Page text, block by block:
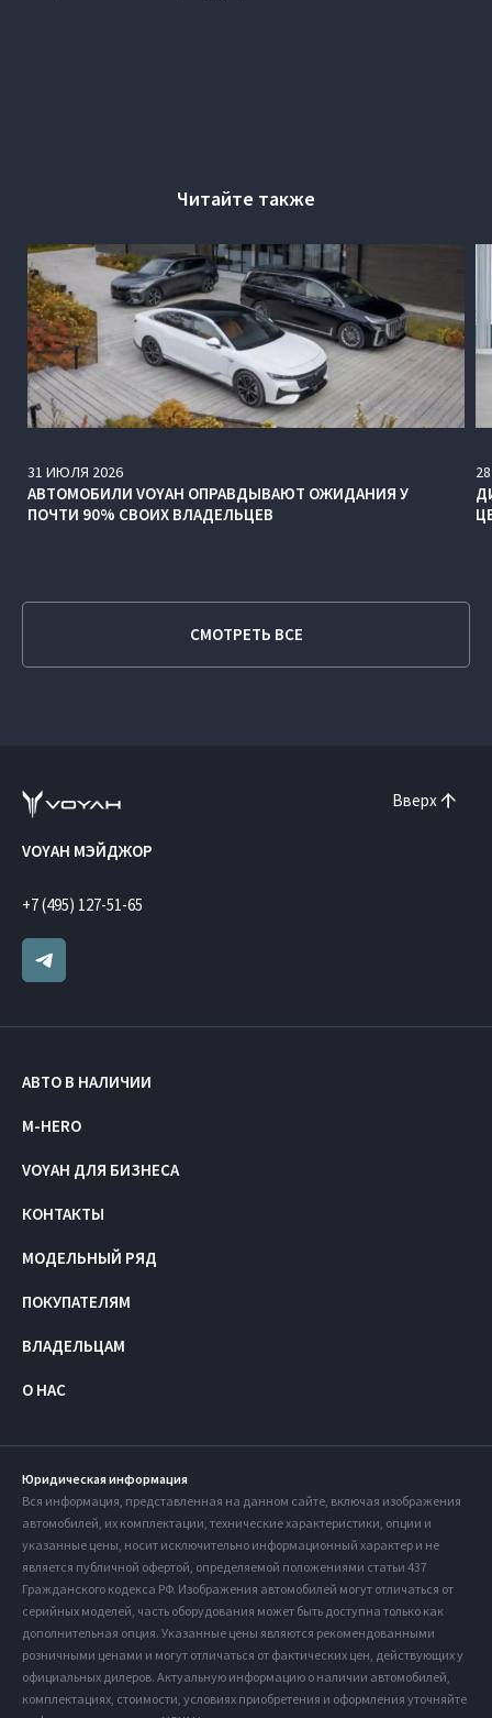
Читайте также
31 ИЮЛЯ 2026
АВТОМОБИЛИ VOYAH ОПРАВДЫВАЮТ ОЖИДАНИЯ У
ПОЧТИ 90% СВОИХ ВЛАДЕЛЬЦЕВ
28
СМОТРЕТЬ ВСЕ
Вверх
VOYAH МЭЙДЖОР
+7 (495) 127-51-65
АВТО В НАЛИЧИИ
M-HERO
VOYAH ДЛЯ БИЗНЕСА
КОНТАКТЫ
МОДЕЛЬНЫЙ РЯД
ПОКУПАТЕЛЯМ
ВЛАДЕЛЬЦАМ
О НАС
Юридическая информация
Вся информация, представленная на данном сайте, включая изображения
автомобилей, их комплектации, технические характеристики, опции и
указанные цены, носит исключительно информационный характер и не
является публичной офертой, определяемой положениями статьи 437
Гражданского кодекса РФ. Изображения автомобилей могут отличаться от
серийных моделей, часть оборудования может быть доступна только как
дополнительная опция. Указанные цены являются рекомендованными
розничными ценами и могут отличаться от фактических цен, действующих у
официальных дилеров. Актуальную информацию о наличии автомобилей,
комплектациях, стоимости, условиях приобретения и оформления уточняйте